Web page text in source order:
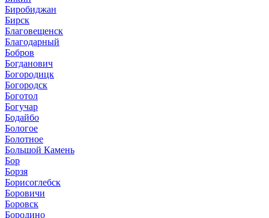
Биробиджан
Бирск
Благовещенск
Благодарный
Бобров
Богданович
Богородицк
Богородск
Боготол
Богучар
Бодайбо
Бологое
Болотное
Большой Камень
Бор
Борзя
Борисоглебск
Боровичи
Боровск
Бородино